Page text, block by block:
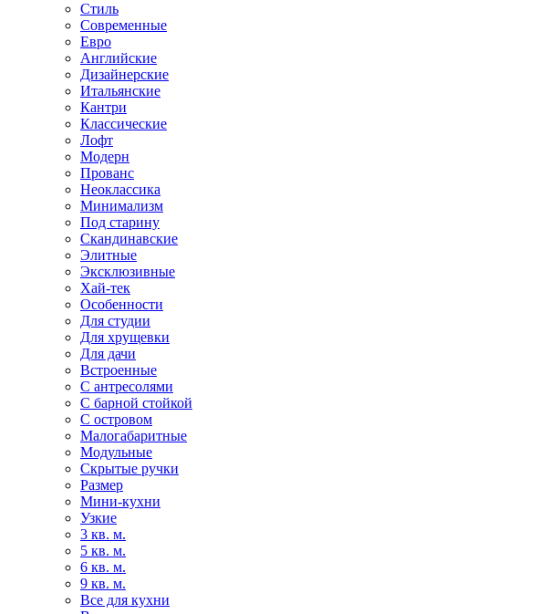
Стиль
Современные
Евро
Английские
Дизайнерские
Итальянские
Кантри
Классические
Лофт
Модерн
Прованс
Неоклассика
Минимализм
Под старину
Скандинавские
Элитные
Эксклюзивные
Хай-тек
Особенности
Для студии
Для хрущевки
Для дачи
Встроенные
С антресолями
С барной стойкой
С островом
Малогабаритные
Модульные
Скрытые ручки
Размер
Мини-кухни
Узкие
3 кв. м.
5 кв. м.
6 кв. м.
9 кв. м.
Все для кухни